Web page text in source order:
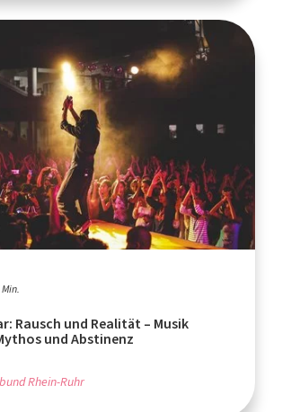
Rausch und Realität – Musik
und Abstinenz
Rhein-Ruhr